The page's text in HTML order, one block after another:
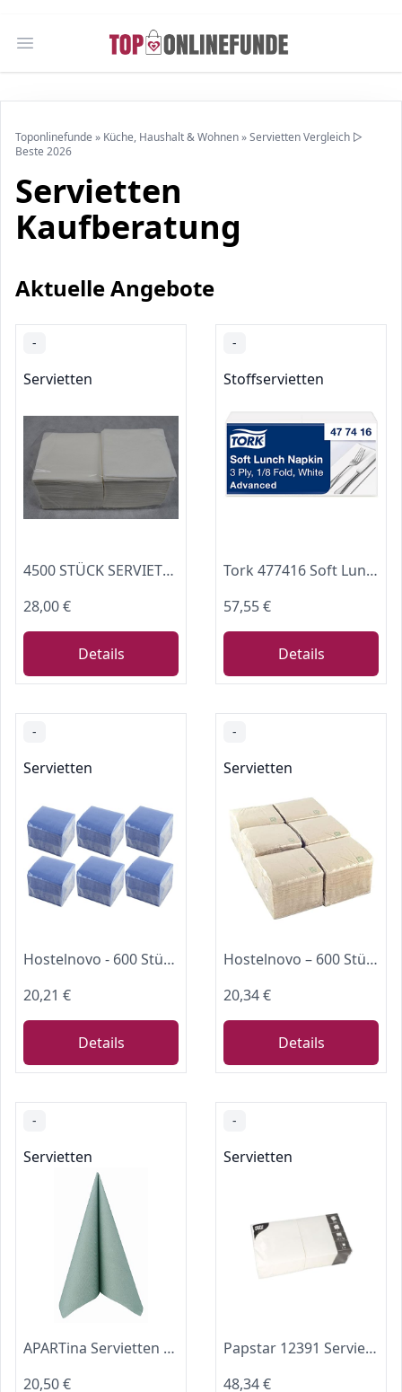
Open main menu
Toponlinefunde » Küche, Haushalt & Wohnen»Servietten Vergleich ▷
Beste 2026
Servietten
Kaufberatung
Aktuelle Angebote
-
Servietten
4500 STÜCK SERVIETTEN 1/4FALZ 33 X 33 CM WEISS IMBISS VERZEHR GASTRO SERVIERTEN
28,00 €
Details
-
Stoffservietten
Tork 477416 Soft Lunchservietten Weiß 1/8 Falz / 3-lagige, vorgefaltete Servietten für kleine Gerichte & Snacks / Advanced Qualität / 10 x 150 (1500) Papierservietten / 32,6 x 33 cm (B x L)
57,55 €
Details
-
Servietten
Hostelnovo - 600 Stück blaue Tischservietten - Einwegpapier - Mikropunkt - 10x10cm (gefaltet) und 20x20cm (aufgeklappt) - Ideal für Catering-Events, Bars und Partys
20,21 €
Details
-
Servietten
Hostelnovo – 600 Stück Cocktailservietten der Marke Bio-Eco – Color Natural – 100% recycelbar – Micropoint – 10 x 10 cm (gefaltet) und 20 x 20 cm (aufgeklappt)
20,34 €
Details
-
Servietten
APARTina Servietten stoffähnlich aus Airlaid - UNI, stoffähnliche Serviette Hochzeit Hochzeitsservietten hochwertig, perfekt für verschiedene Anlässe 50 Stück (Eukalyptus, 40 x 40 cm)
20,50 €
-
Servietten
Papstar 12391 Servietten, Tissue, weiß, 33x33 cm, 2500 Stück
48,34 €